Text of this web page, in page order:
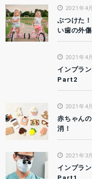
2021年4
ぶつけた
い歯の外傷
2021年4
インプラ
Part2
2021年4
赤ちゃん
消！
2021年3
インプラ